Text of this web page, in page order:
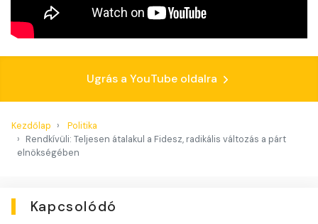
Ugrás a YouTube oldalra
Kezdőlap
Politika
Rendkívüli: Teljesen átalakul a Fidesz, radikális változás a párt
elnökségében
Kapcsolódó